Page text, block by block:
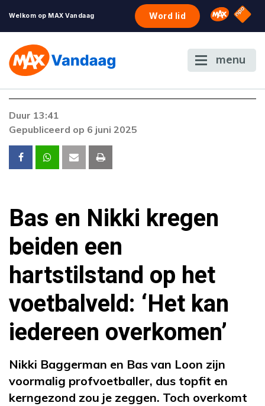
Welkom op MAX Vandaag Word lid Omroep
NPO
menu
Er is een licentie-fout opgetreden. Als het
contact op met onze klantenservice.
Duur 13:41
Gepubliceerd op 6 juni 2025
Bas en Nikki kregen
beiden een
hartstilstand op het
voetbalveld: ‘Het kan
iedereen overkomen’
Nikki Baggerman en Bas van Loon zijn
voormalig profvoetballer, dus topfit en
kerngezond zou je zeggen. Toch overkomt